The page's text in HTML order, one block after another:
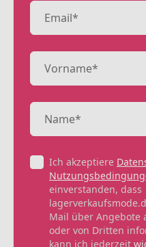
Ich akzeptiere
einverstanden, dass
Mail über Angebote
oder von Dritten
kann ich jederzeit